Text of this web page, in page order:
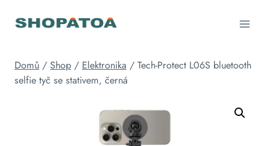
Domů / Shop / Elektronika / Tech-Protect L06S bluetooth
selfie tyč se stativem, černá